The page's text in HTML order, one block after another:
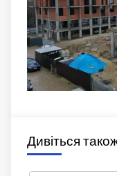
Дивіться